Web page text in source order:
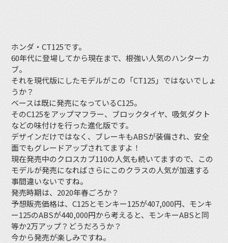
ホンダ・CT125です。
60年代に登場してから現在まで、根強い人気のハンターカ
ブ。
それを現代版にしたモデルがこの「CT125」ではないでしょ
うか？
ベースは既に発売になっているC125。
そのC125をアップマフラー、ブロックタイヤ、吸気ダクト
などの味付けを行った進化版です。
デザインだけではなく、ブレーキもABSが装備され、安全
面でもグレードアップされてますよ！
現在発売中のクロスカブ110の人気も続いてますので、この
モデルが発売になればさらにこのクラスの人気が加速する
事間違いないですね。
発売時期は、2020年春ごろか？
予想販売価格は、C125とモンキー125が407,000円、モンキ
ー125のABSが440,000円から考えると、モンキーABSと同
等か2万アップ？どうだろうか？
今から発売が楽しみですね。